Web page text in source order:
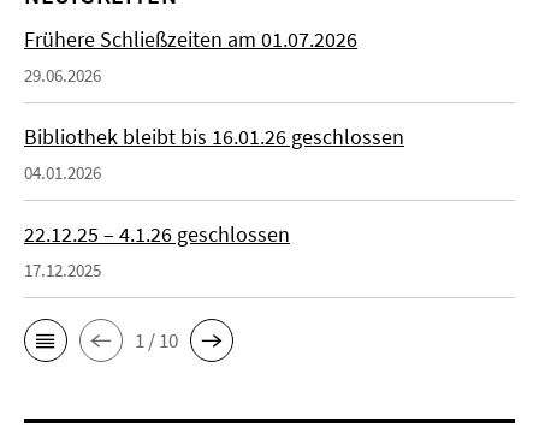
Frühere Schließzeiten am 01.07.2026
29.06.2026
Bibliothek bleibt bis 16.01.26 geschlossen
04.01.2026
22.12.25 – 4.1.26 geschlossen
17.12.2025
1 / 10